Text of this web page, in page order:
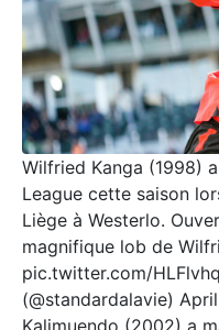
Wilfried Kanga (1998)
League cette saison
Liège à Westerlo.
magnifique lob de
pic.twitter.com/
(@standardalavie)